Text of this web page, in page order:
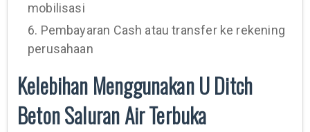
mobilisasi
6. Pembayaran Cash atau transfer ke rekening
perusahaan
Kelebihan Menggunakan U Ditch
Beton Saluran Air Terbuka